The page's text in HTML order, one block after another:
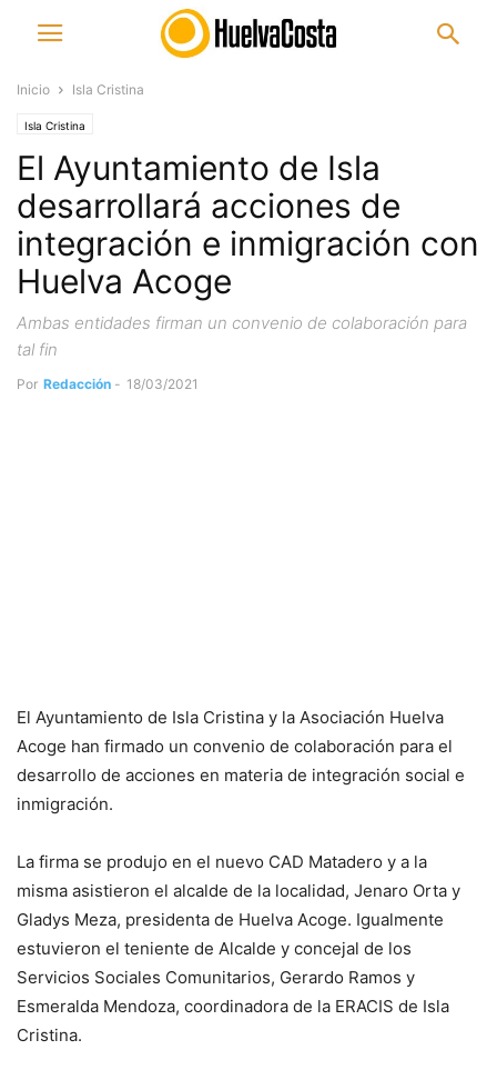
Inicio Isla Cristina
Isla Cristina
El Ayuntamiento de Isla
desarrollará acciones de
integración e inmigración con
Huelva Acoge
Ambas entidades firman un convenio de colaboración para
tal fin
Por Redacción - 18/03/2021
El Ayuntamiento de Isla Cristina y la Asociación Huelva
Acoge han firmado un convenio de colaboración para el
desarrollo de acciones en materia de integración social e
inmigración.
La firma se produjo en el nuevo CAD Matadero y a la
misma asistieron el alcalde de la localidad, Jenaro Orta y
Gladys Meza, presidenta de Huelva Acoge. Igualmente
estuvieron el teniente de Alcalde y concejal de los
Servicios Sociales Comunitarios, Gerardo Ramos y
Esmeralda Mendoza, coordinadora de la ERACIS de Isla
Cristina.